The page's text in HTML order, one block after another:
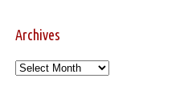
Archives
Archives